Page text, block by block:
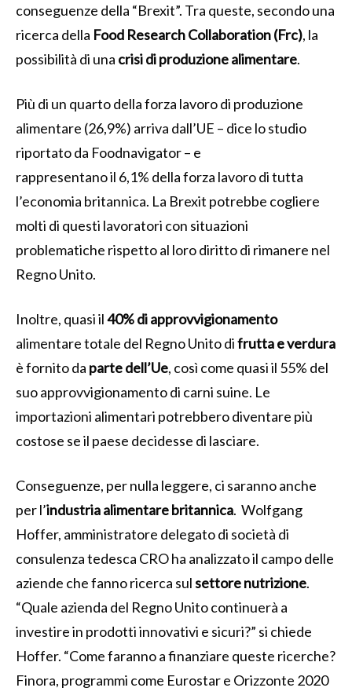
conseguenze della “Brexit”. Tra queste, secondo una
ricerca della Food Research Collaboration (Frc), la
possibilità di una crisi di produzione alimentare.
Più di un quarto della forza lavoro di produzione
alimentare (26,9%) arriva dall’UE – dice lo studio
riportato da Foodnavigator – e
rappresentano il 6,1% della forza lavoro di tutta
l’economia britannica. La Brexit potrebbe cogliere
molti di questi lavoratori con situazioni
problematiche rispetto al loro diritto di rimanere nel
Regno Unito.
Inoltre, quasi il40% di approvvigionamento
alimentare totale del Regno Unito difrutta e verdura
è fornito da parte dell’Ue, così come quasi il 55% del
suo approvvigionamento di carni suine. Le
importazioni alimentari potrebbero diventare più
costose se il paese decidesse di lasciare.
Conseguenze, per nulla leggere, ci saranno anche
per l’industria alimentare britannica. Wolfgang
Hoffer, amministratore delegato di società di
consulenza tedesca CRO ha analizzato il campo delle
aziende che fanno ricerca sulsettore nutrizione.
“Quale azienda del Regno Unito continuerà a
investire in prodotti innovativi e sicuri?” si chiede
Hoffer. “Come faranno a finanziare queste ricerche?
Finora, programmi come Eurostar e Orizzonte 2020